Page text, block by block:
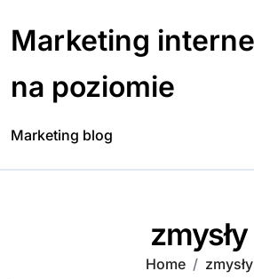
content
Marketing
na poziomie
Marketing blog
zmysły
Home zmysły